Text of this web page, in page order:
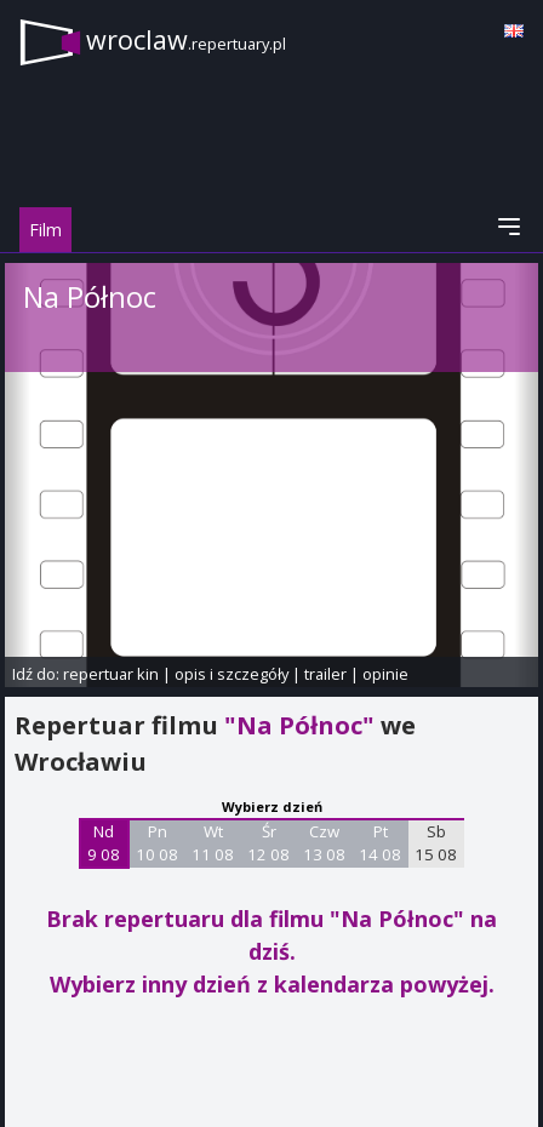
wroclaw.repertuary.pl
Film
Na Północ
Idź do:repertuar kin |opis i szczegóły|trailer |opinie
Repertuar filmu "Na Północ" we
Wrocławiu
Wybierz dzień
Nd
9 08
Pn
10 08
Wt
11 08
Śr
12 08
Czw
13 08
Pt
14 08
Sb
15 08
Brak repertuaru dla filmu "Na Północ" na
dziś.
Wybierz inny dzień z kalendarza powyżej.